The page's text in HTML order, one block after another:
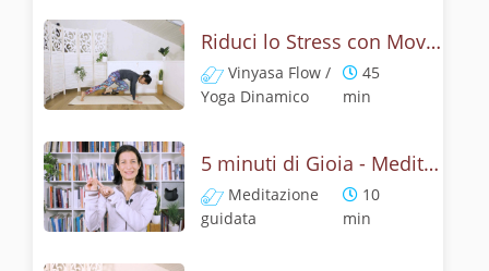
Riduci lo Stress con Movimenti Fluidi. Yoga Flow Lento
Vinyasa Flow /
Yoga Dinamico
45
min
5 minuti di Gioia - Meditazione con Mudra
Meditazione
guidata
10
min